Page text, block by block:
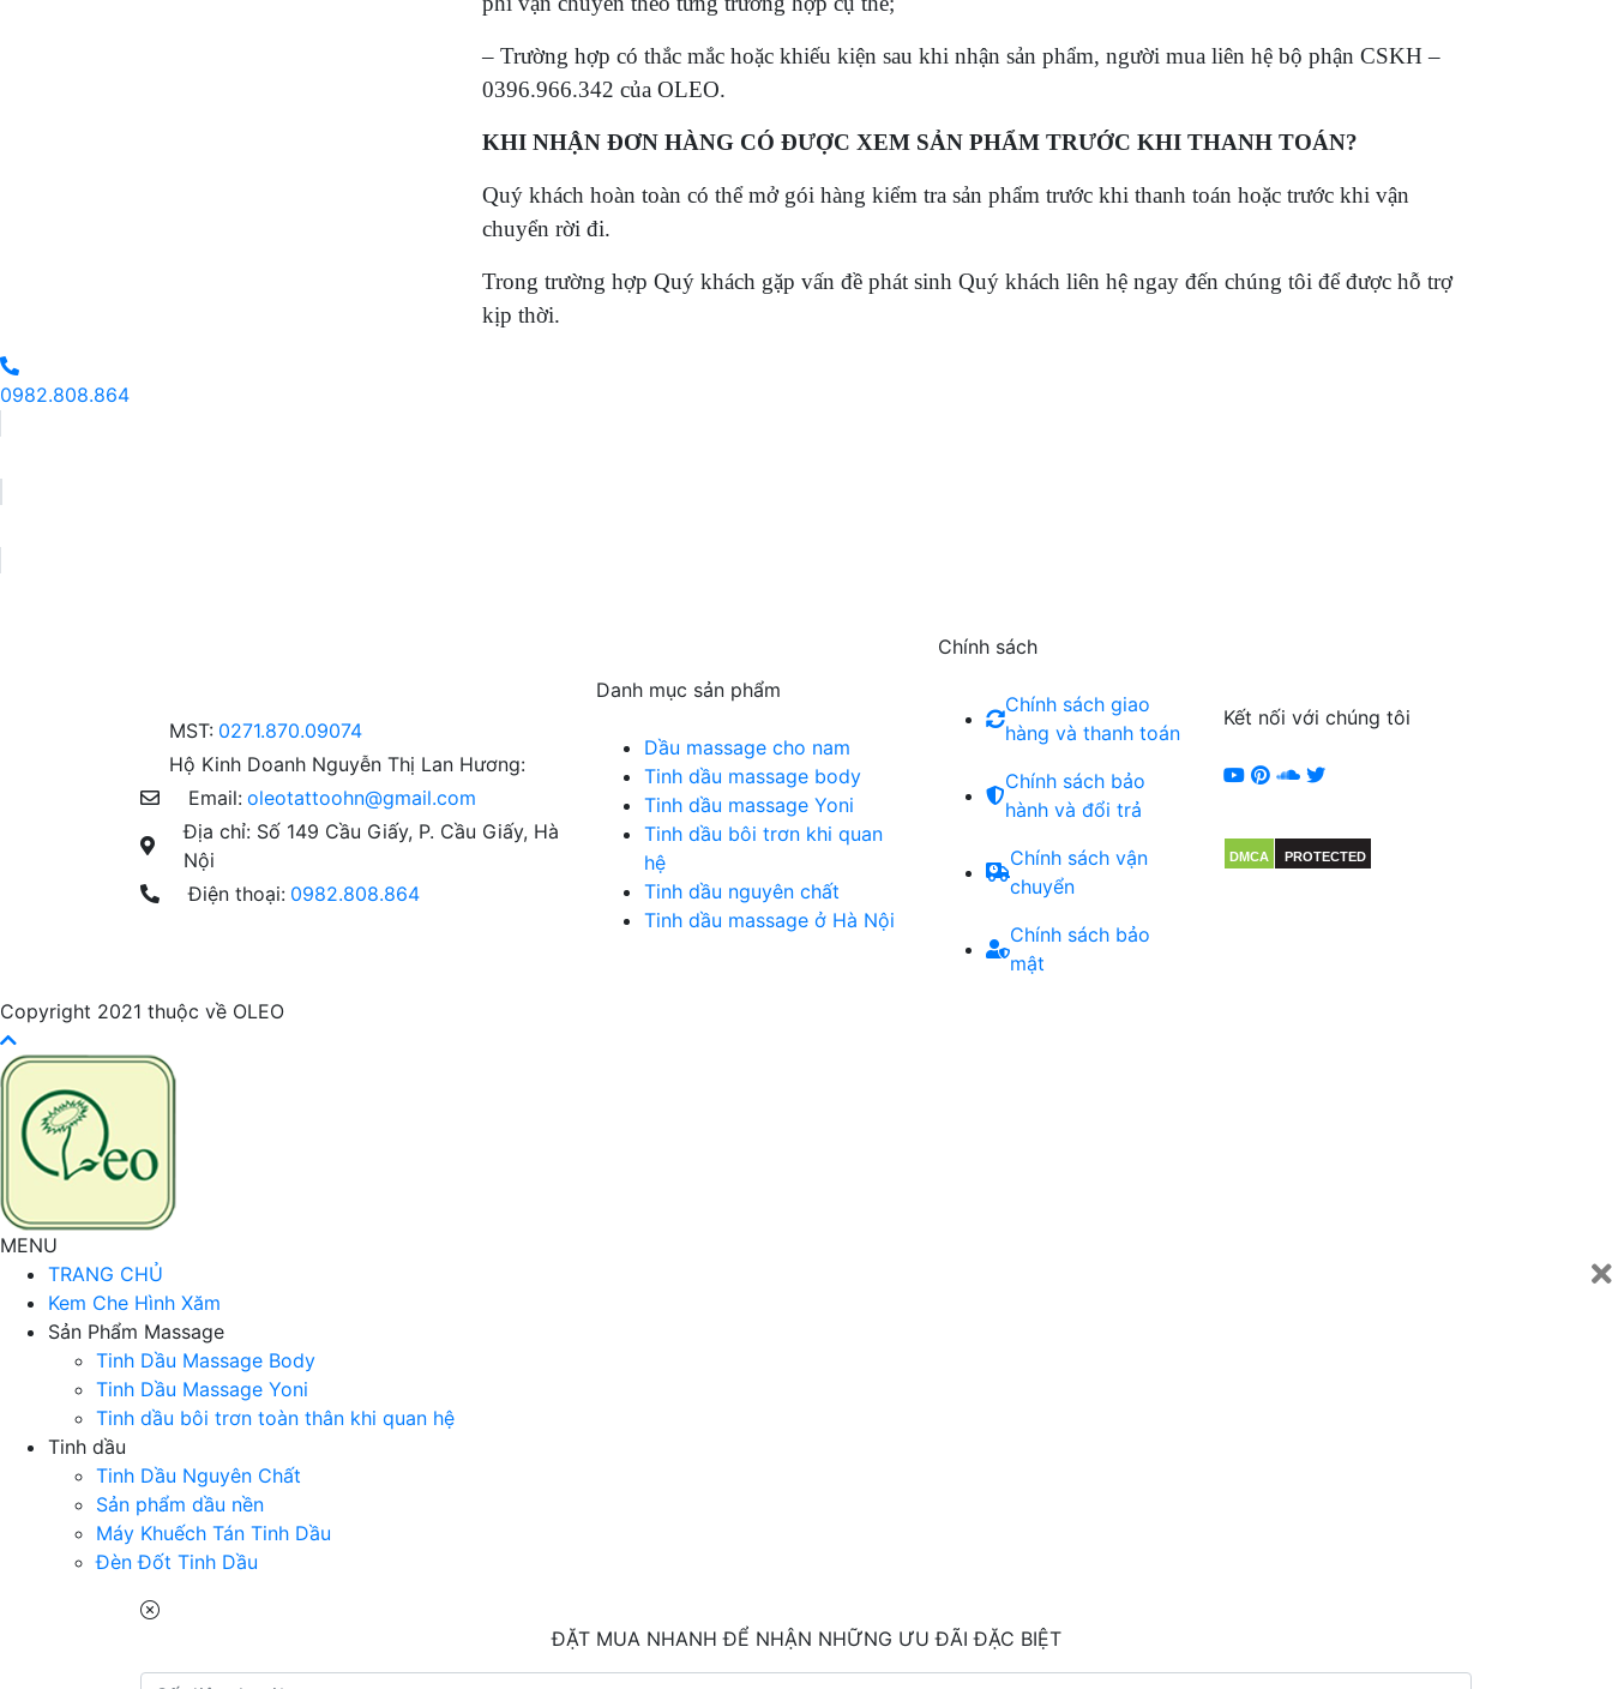
– Trường hợp có thắc mắc hoặc khiếu kiện sau khi nhận sản phẩm, người mua liên hệ bộ phận CSKH –
0396.966.342 của OLEO.
KHI NHẬN ĐƠN HÀNG CÓ ĐƯỢC XEM SẢN PHẨM TRƯỚC KHI THANH TOÁN?
Quý khách hoàn toàn có thể mở gói hàng kiểm tra sản phẩm trước khi thanh toán hoặc trước khi vận
chuyển rời đi.
Trong trường hợp Quý khách gặp vấn đề phát sinh Quý khách liên hệ ngay đến chúng tôi để được hỗ trợ
kịp thời.
0982.808.864
MST: 0271.870.09074
Hộ Kinh Doanh Nguyễn Thị Lan Hương:
Email: oleotattoohn@gmail.com
Địa chỉ: Số 149 Cầu Giấy, P. Cầu Giấy, Hà
Nội
Điện thoại: 0982.808.864
Danh mục sản phẩm
Dầu massage cho nam
Tinh dầu massage body
Tinh dầu massage Yoni
Tinh dầu bôi trơn khi quan
hệ
Tinh dầu nguyên chất
Tinh dầu massage ở Hà Nội
Chính sách
Chính sách giao
hàng và thanh toán
Chính sách bảo
hành và đổi trả
Chính sách vận
chuyển
Chính sách bảo
mật
Kết nối với chúng tôi
DMCA PROTECTED
Copyright 2021 thuộc về OLEO
MENU
TRANG CHỦ
Kem Che Hình Xăm
Sản Phẩm Massage
Tinh Dầu Massage Body
Tinh Dầu Massage Yoni
Tinh dầu bôi trơn toàn thân khi quan hệ
Tinh dầu
Tinh Dầu Nguyên Chất
Sản phẩm dầu nền
Máy Khuếch Tán Tinh Dầu
Đèn Đốt Tinh Dầu
ĐẶT MUA NHANH ĐỂ NHẬN NHỮNG ƯU ĐÃI ĐẶC BIỆT